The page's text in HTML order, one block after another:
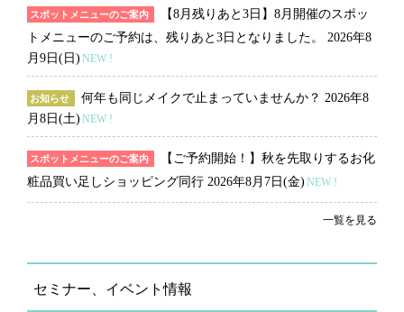
スポットメニューのご案内
【8月残りあと3日】8月開催のスポッ
トメニューのご予約は、残りあと3日となりました。 2026年8
月9日(日) NEW !
お知らせ 何年も同じメイクで止まっていませんか？ 2026年8
月8日(土) NEW !
スポットメニューのご案内
【ご予約開始！】秋を先取りするお化
粧品買い足しショッピング同行 2026年8月7日(金) NEW !
一覧を見る
セミナー、イベント情報